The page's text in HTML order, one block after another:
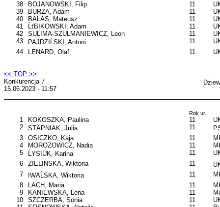
38
BOJANOWSKI, Filip 11
39
BURZA, Adam 11
40
BALAS, Mateusz 11
41
ĹťBIKOWSKI, Adam 11
42
SULIMA-SZULMANIEWICZ, Leon 11
43
PAJDZIĹSKI, Antoni 11
44
LENARD, Olaf 11
<< TOP >>
Konkurencja 7
15.06.2023 - 11:57
Rok ur.
1 KOKOSZKA, Paulina 11
2
STÄPNIAK, Julia 11
3
OSICZKO, Kaja 11
4
MOROZOWICZ, Nadia 11
5
ĹYSIUK, Karina 11
6
ZIELINSKA, Wiktoria 11
7
IWAĹSKA, Wiktoria 11
8
LACH, Maria 11
9
KANIEWSKA, Lena 11
10
SZCZERBA, Sonia 11